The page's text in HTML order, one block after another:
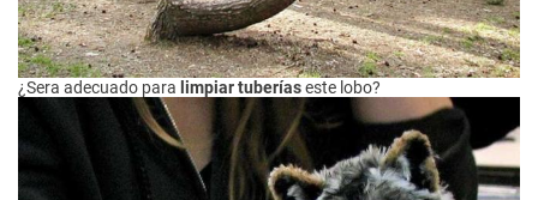
¿Sera adecuado para limpiar tuberíaseste lobo?